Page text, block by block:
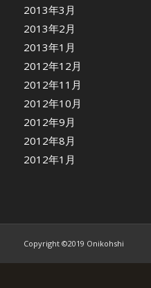
2013年3月
2013年2月
2013年1月
2012年12月
2012年11月
2012年10月
2012年9月
2012年8月
2012年1月
Copyright ©2019 Onikohshi